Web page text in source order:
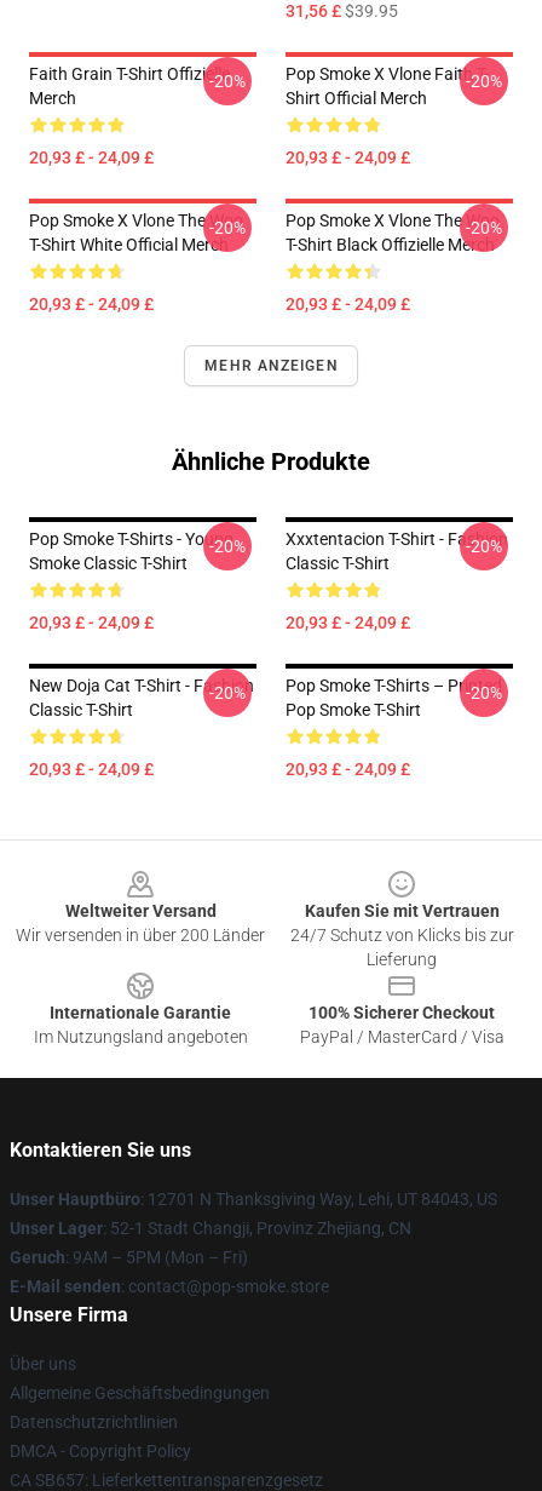
31,56 £$39.95
Faith Grain T-Shirt Offizielle
Merch
20,93 £ - 24,09 £
-20%
Pop Smoke X Vlone Faith T-
Shirt Official Merch
20,93 £ - 24,09 £
-20%
Pop Smoke X Vlone The Woo
T-Shirt White Official Merch
20,93 £ - 24,09 £
-20%
Pop Smoke X Vlone The Woo
T-Shirt Black Offizielle Merch
20,93 £ - 24,09 £
-20%
MEHR ANZEIGEN
Ähnliche Produkte
Pop Smoke T-Shirts - Young
Smoke Classic T-Shirt
20,93 £ - 24,09 £
-20%
Xxxtentacion T-Shirt - Fashion
Classic T-Shirt
20,93 £ - 24,09 £
-20%
New Doja Cat T-Shirt - Fashion
Classic T-Shirt
20,93 £ - 24,09 £
-20%
Pop Smoke T-Shirts – Printed
Pop Smoke T-Shirt
20,93 £ - 24,09 £
-20%
Weltweiter Versand
Wir versenden in über 200 Länder
Kaufen Sie mit Vertrauen
24/7 Schutz von Klicks bis zur
Lieferung
Internationale Garantie
Im Nutzungsland angeboten
100% Sicherer Checkout
PayPal / MasterCard / Visa
Kontaktieren Sie uns
Unser Hauptbüro: 12701 N Thanksgiving Way, Lehi, UT 84043, US
Unser Lager: 52-1 Stadt Changji, Provinz Zhejiang, CN
Geruch: 9AM – 5PM (Mon – Fri)
E-Mail senden: contact@pop-smoke.store
Unsere Firma
Über uns
Allgemeine Geschäftsbedingungen
Datenschutzrichtlinien
DMCA - Copyright Policy
CA SB657: Lieferkettentransparenzgesetz